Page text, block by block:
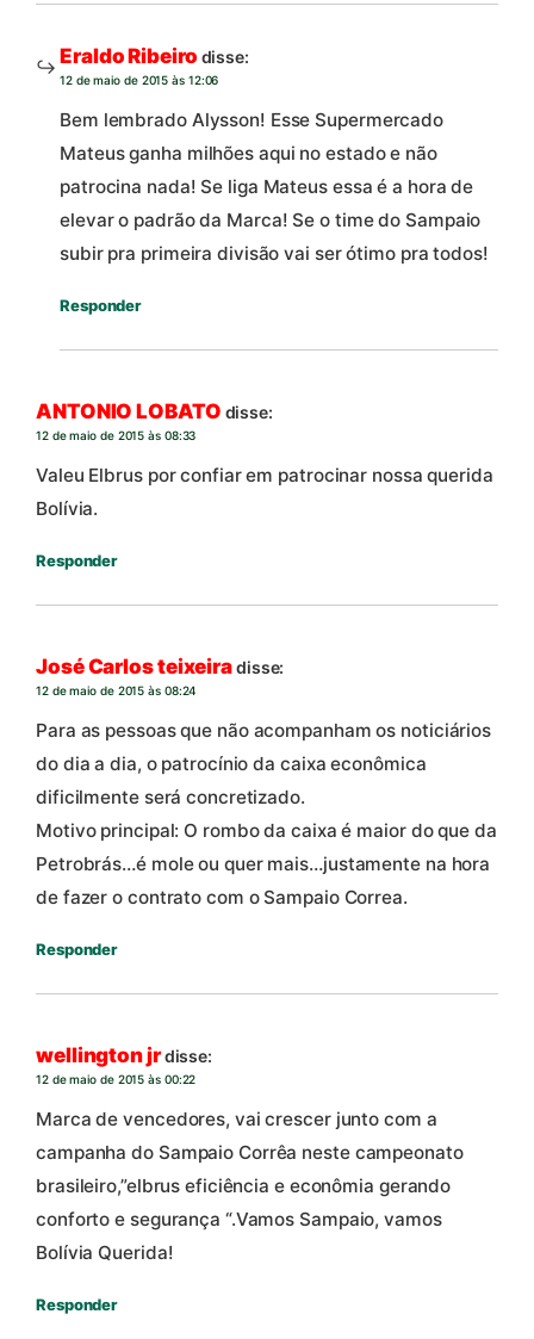
Eraldo Ribeiro disse:
12 de maio de 2015 às 12:06
Bem lembrado Alysson! Esse Supermercado
Mateus ganha milhões aqui no estado e não
patrocina nada! Se liga Mateus essa é a hora de
elevar o padrão da Marca! Se o time do Sampaio
subir pra primeira divisão vai ser ótimo pra todos!
Responder
ANTONIO LOBATO disse:
12 de maio de 2015 às 08:33
Valeu Elbrus por confiar em patrocinar nossa querida
Bolívia.
Responder
José Carlos teixeiradisse:
12 de maio de 2015 às 08:24
Para as pessoas que não acompanham os noticiários
do dia a dia, o patrocínio da caixa econômica
dificilmente será concretizado.
Motivo principal: O rombo da caixa é maior do que da
Petrobrás…é mole ou quer mais…justamente na hora
de fazer o contrato com o Sampaio Correa.
Responder
wellington jrdisse:
12 de maio de 2015 às 00:22
Marca de vencedores, vai crescer junto com a
campanha do Sampaio Corrêa neste campeonato
brasileiro,”elbrus eficiência e econômia gerando
conforto e segurança “.Vamos Sampaio, vamos
Bolívia Querida!
Responder